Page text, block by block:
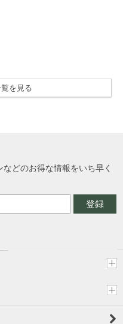
を見る
どのお得な情報をいち早く
登録